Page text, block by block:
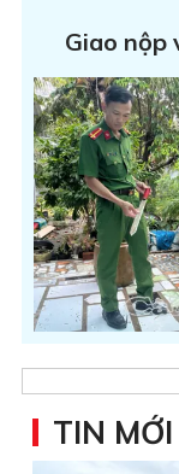
Giao nộp
TIN MỚI